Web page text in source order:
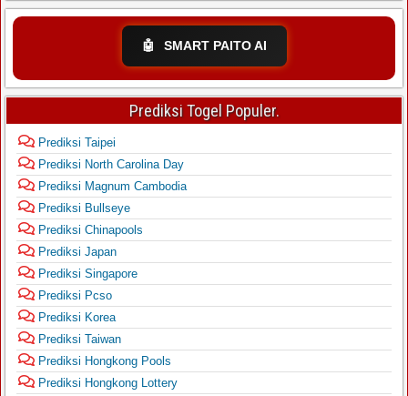
🤖 SMART PAITO AI
Prediksi Togel Populer.
Prediksi Taipei
Prediksi North Carolina Day
Prediksi Magnum Cambodia
Prediksi Bullseye
Prediksi Chinapools
Prediksi Japan
Prediksi Singapore
Prediksi Pcso
Prediksi Korea
Prediksi Taiwan
Prediksi Hongkong Pools
Prediksi Hongkong Lottery